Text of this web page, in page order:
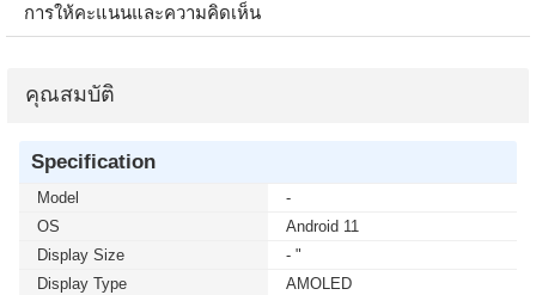
การให้คะแนนและความคิดเห็น
คุณสมบัติ
Specification
Model
-
OS
Android 11
Display Size
- "
Display Type
AMOLED